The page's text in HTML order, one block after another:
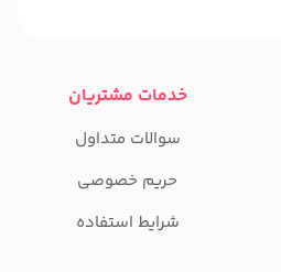
خدمات مشتریان
سوالات متداول
حریم خصوصی
شرایط استفاده